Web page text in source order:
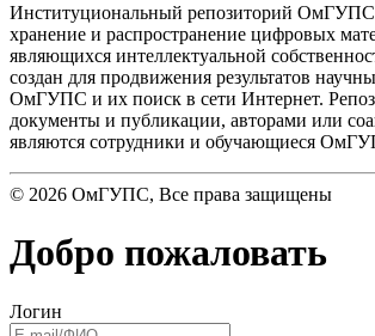
Институциональный репозиторий ОмГУПС
хранение и распространение цифровых
являющихся интеллектуальной
создан для продвижения результатов
ОмГУПС и их поиск в сети Интернет.
документы и публикации, авторами или
являются сотрудники и обучающиеся
© 2026 ОмГУПС, Все права защищены
Добро пожаловать
Логин